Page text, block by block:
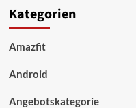
Kategorien
Amazfit
Android
Angebotskategorie